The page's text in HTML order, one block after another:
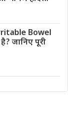
Bowel
जानिए पूरी